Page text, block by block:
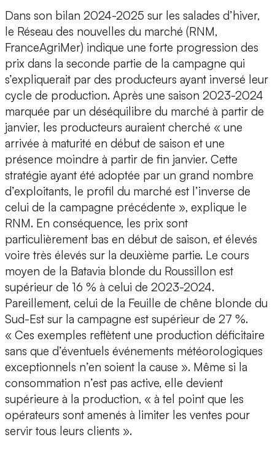
Dans son bilan 2024-2025 sur les salades d’hiver,
le Réseau des nouvelles du marché (RNM,
FranceAgriMer) indique une forte progression des
prix dans la seconde partie de la campagne qui
s’expliquerait par des producteurs ayant inversé leur
cycle de production. Après une saison 2023-2024
marquée par un déséquilibre du marché à partir de
janvier, les producteurs auraient cherché « une
arrivée à maturité en début de saison et une
présence moindre à partir de fin janvier. Cette
stratégie ayant été adoptée par un grand nombre
d’exploitants, le profil du marché est l’inverse de
celui de la campagne précédente », explique le
RNM. En conséquence, les prix sont
particulièrement bas en début de saison, et élevés
voire très élevés sur la deuxième partie. Le cours
moyen de la Batavia blonde du Roussillon est
supérieur de 16 % à celui de 2023-2024.
Pareillement, celui de la Feuille de chêne blonde du
Sud-Est sur la campagne est supérieur de 27 %.
« Ces exemples reflètent une production déficitaire
sans que d’éventuels événements météorologiques
exceptionnels n’en soient la cause ». Même si la
consommation n’est pas active, elle devient
supérieure à la production, « à tel point que les
opérateurs sont amenés à limiter les ventes pour
servir tous leurs clients ».